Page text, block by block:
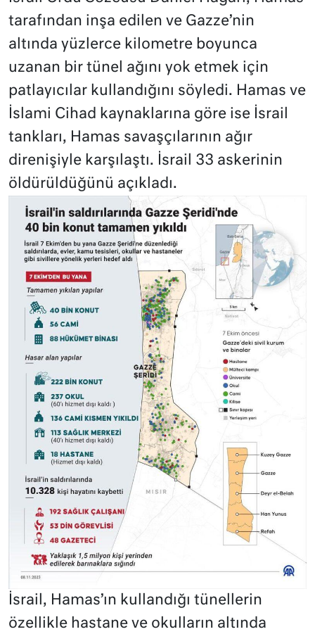
tarafından inşa edilen ve Gazze’nin
altında yüzlerce kilometre boyunca
uzanan bir tünel ağını yok etmek için
patlayıcılar kullandığını söyledi. Hamas ve
İslami Cihad kaynaklarına göre ise İsrail
tankları, Hamas savaşçılarının ağır
direnişiyle karşılaştı. İsrail 33 askerinin
öldürüldüğünü açıkladı.
İsrail, Hamas’ın kullandığı tünellerin
özellikle hastane ve okulların altında